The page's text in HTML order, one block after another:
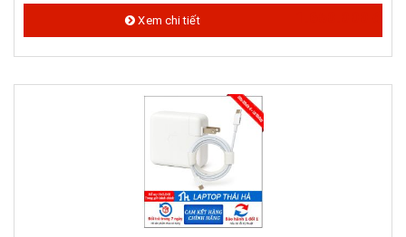
Xem chi tiết